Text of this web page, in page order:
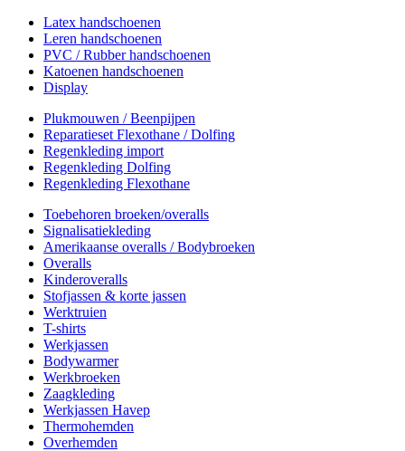
Latex handschoenen
Leren handschoenen
PVC / Rubber handschoenen
Katoenen handschoenen
Display
Plukmouwen / Beenpijpen
Reparatieset Flexothane / Dolfing
Regenkleding import
Regenkleding Dolfing
Regenkleding Flexothane
Toebehoren broeken/overalls
Signalisatiekleding
Amerikaanse overalls / Bodybroeken
Overalls
Kinderoveralls
Stofjassen & korte jassen
Werktruien
T-shirts
Werkjassen
Bodywarmer
Werkbroeken
Zaagkleding
Werkjassen Havep
Thermohemden
Overhemden